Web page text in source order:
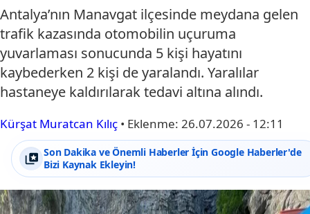
Antalya’nın Manavgat ilçesinde meydana gelen
trafik kazasında otomobilin uçuruma
yuvarlaması sonucunda 5 kişi hayatını
kaybederken 2 kişi de yaralandı. Yaralılar
hastaneye kaldırılarak tedavi altına alındı.
Kürşat Muratcan Kılıç • Eklenme: 26.07.2026 - 12:11
Son Dakika ve Önemli Haberler İçin Google Haberler'de
Bizi Kaynak Ekleyin!